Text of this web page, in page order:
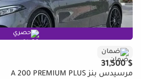
حصري
ضمان
$ 31,500
مرسيدس بنز A 200 PREMIUM PLUS